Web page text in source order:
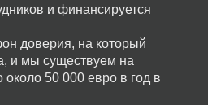
и финансируется
доверия, на который
и мы существуем на
50 000 евро в год в